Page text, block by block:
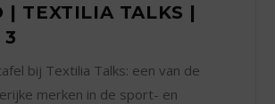
| TEXTILIA TALKS |
3
bij Textilia Talks: een van de
merken in de sport- en